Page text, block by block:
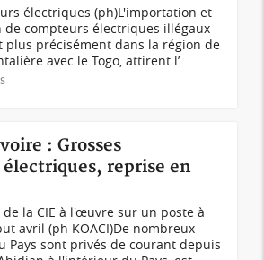
électriques (ph)L'importation et
de compteurs électriques illégaux
plus précisément dans la région de
avec le Togo, attirent l’...
: Grosses
reprise en
de la CIE à l'œuvre sur un poste à
avril (ph KOACI)De nombreux
Pays sont privés de courant depuis